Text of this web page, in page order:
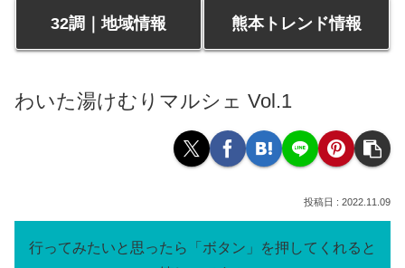
32調｜地域情報 熊本トレンド情報
わいた湯けむりマルシェ Vol.1
2022.11.09